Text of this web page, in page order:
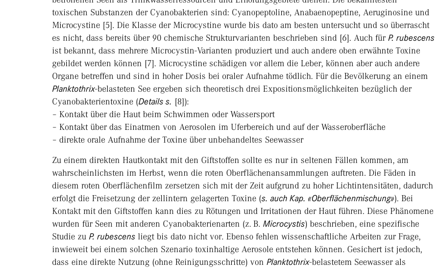
toxischen Substanzen der Cyanobakterien sind: Cyanopeptoline, Anabaenopeptine, Aeruginosine und
Microcystine [5]. Die Klasse der Microcystine wurde bis dato am besten untersucht und so überrascht
es nicht, dass bereits über 90 chemische Struktur­varianten beschrieben sind [6]. Auch für P. rubescens
ist bekannt, dass mehrere Microcystin-Varianten produziert und auch andere oben erwähnte Toxine
gebildet werden können [7]. Microcystine schädigen vor allem die Leber, können aber auch andere
Organe betreffen und sind in hoher Dosis bei oraler Aufnahme tödlich. Für die Bevölkerung an einem
Planktothrix-belas­teten See ergeben sich theoretisch drei Expositionsmöglichkeiten bezüglich der
Cyanobakterientoxine (Details s. [8]):
– Kontakt über die Haut beim Schwimmen oder Wassersport
– Kontakt über das Einatmen von Aerosolen im Uferbereich und auf der Wasseroberfläche
– direkte orale Aufnahme der Toxine über unbehandeltes Seewasser
Zu einem direkten Hautkontakt mit den Giftstoffen sollte es nur in seltenen Fällen kommen, am
wahrscheinlichsten im Herbst, wenn die roten Oberflächenansammlungen auftreten. Die Fäden in
diesem roten Oberflächenfilm zersetzen sich mit der Zeit aufgrund zu hoher Lichtintensitäten, dadurch
erfolgt die Freisetzung der zellintern gelagerten Toxine (s. auch Kap. «Oberflächenmischung»). Bei
Kontakt mit den Giftstoffen kann dies zu Rötungen und Irritationen der Haut führen. Diese Phänomene
wurden für Seen mit anderen Cyanobakterien­arten (z. B. Microcystis) beschrieben, eine spezifische
Studie zu P. rubescens liegt bis dato nicht vor. Ebenso fehlen wissenschaftliche Arbeiten zur Frage,
inwieweit bei einem solchen Szenario toxinhaltige Aerosole entstehen können. Gesichert ist jedoch,
dass eine direkte Nutzung (ohne Reinigungsschritte) von Planktothrix-belastetem Seewasser als